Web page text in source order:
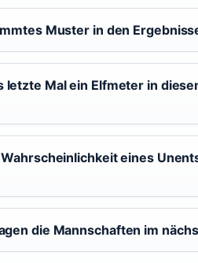
Muster in den
letzte Mal ein Elfmeter in
eines
die Mannschaften im